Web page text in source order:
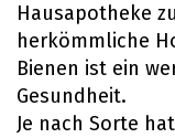
Hausapotheke
herkömmliche
Bienen ist ein
Gesundheit.
Je nach Sorte